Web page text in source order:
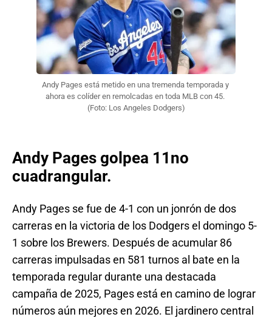
Andy Pages está metido en una tremenda temporada y
ahora es colíder en remolcadas en toda MLB con 45.
(Foto: Los Angeles Dodgers)
Andy Pages golpea 11no
cuadrangular.
Andy Pages se fue de 4-1 con un jonrón de dos
carreras en la victoria de los Dodgers el domingo 5-
1 sobre los Brewers. Después de acumular 86
carreras impulsadas en 581 turnos al bate en la
temporada regular durante una destacada
campaña de 2025, Pages está en camino de lograr
números aún mejores en 2026. El jardinero central